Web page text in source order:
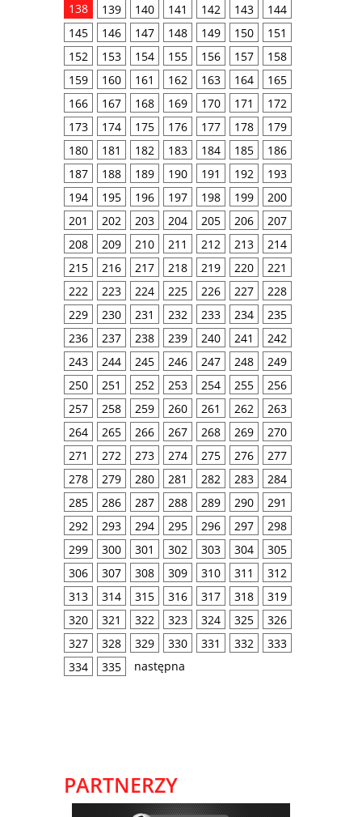
138
139 140 141 142 143
144
145
146 147 148 149 150
151
152
153 154 155 156 157
158
159
160 161 162 163 164
165
166
167 168 169 170 171
172
173
174 175 176 177 178
179
180
181 182 183 184 185
186
187
188 189 190 191 192
193
194
195 196 197 198 199
200
201
202 203 204 205 206
207
208
209 210 211 212 213
214
215
216 217 218 219 220
221
222
223 224 225 226 227
228
229
230 231 232 233 234
235
236
237 238 239 240 241
242
243
244 245 246 247 248
249
250
251 252 253 254 255
256
257
258 259 260 261 262
263
264
265 266 267 268 269
270
271
272 273 274 275 276
277
278
279 280 281 282 283
284
285
286 287 288 289 290
291
292
293 294 295 296 297
298
299
300 301 302 303 304
305
306
307 308 309 310 311
312
313
314 315 316 317 318
319
320
321 322 323 324 325
326
327
328 329 330 331 332
333
334
335 następna
PARTNERZY